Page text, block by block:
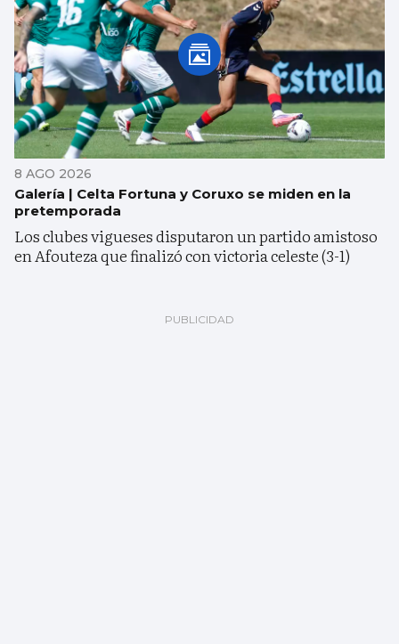
8 AGO 2026
Galería | Celta Fortuna y Coruxo se miden en la
pretemporada
Los clubes vigueses disputaron un partido amistoso
en Afouteza que finalizó con victoria celeste (3-1)